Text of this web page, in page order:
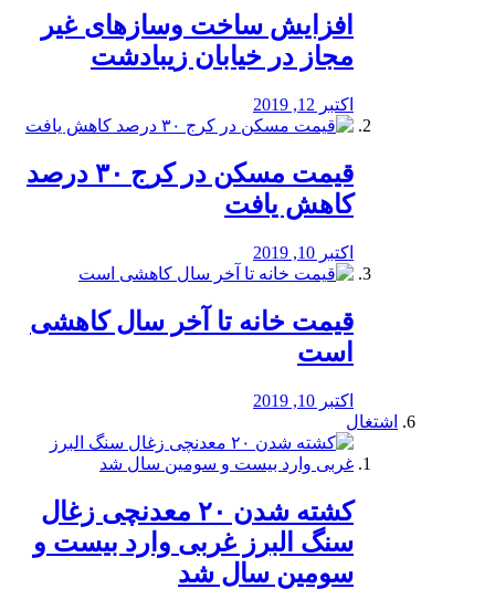
افزایش ساخت وسازهای غیر
مجاز در خیابان زیبادشت
اکتبر 12, 2019
️قیمت مسکن در کرج ۳۰ درصد
کاهش یافت
اکتبر 10, 2019
قیمت خانه تا آخر سال کاهشی
است
اکتبر 10, 2019
اشتغال
کشته شدن ۲۰ معدنچی زغال
سنگ البرز غربی وارد بیست و
سومین سال شد